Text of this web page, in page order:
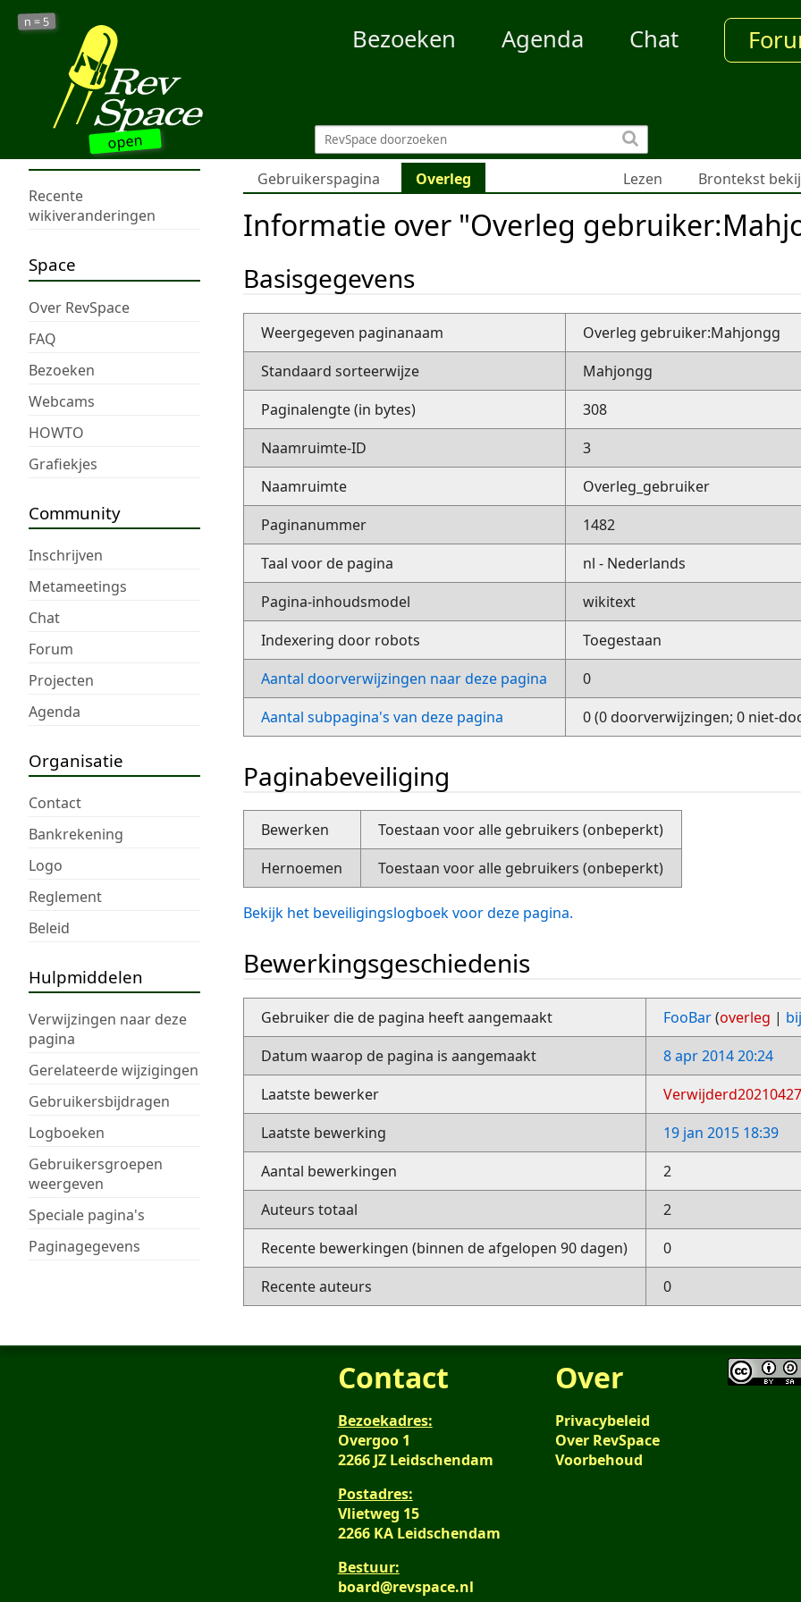
open
n = 5
Bezoeken Agenda Chat
Recente
wikiveranderingen
Space
Over RevSpace
FAQ
Bezoeken
Webcams
HOWTO
Grafiekjes
Community
Inschrijven
Metameetings
Chat
Forum
Projecten
Agenda
Organisatie
Contact
Bankrekening
Logo
Reglement
Beleid
Hulpmiddelen
Verwijzingen naar deze
pagina
Gerelateerde wijzigingen
Gebruikersbijdragen
Logboeken
Gebruikersgroepen
weergeven
Speciale pagina's
Paginagegevens
Gebruikerspagina Overleg Lezen Brontekst
Informatie over "Overleg
Basisgegevens
Weergegeven paginanaam
Overleg gebruiker:Mahjongg
Standaard sorteerwijze
Mahjongg
Paginalengte (in bytes)
308
Naamruimte-ID
3
Naamruimte
Overleg_gebruiker
Paginanummer
1482
Taal voor de pagina
nl - Nederlands
Pagina-inhoudsmodel
wikitext
Indexering door robots
Toegestaan
Aantal doorverwijzingen naar deze pagina
0
Aantal subpagina's van deze pagina
0 (0 doorverwijzingen; 0 niet-
Paginabeveiliging
Bewerken
Toestaan voor alle gebruikers (onbeperkt)
Hernoemen
Toestaan voor alle gebruikers (onbeperkt)
Bekijk het beveiligingslogboek voor deze pagina.
Bewerkingsgeschiedenis
Gebruiker die de pagina heeft aangemaakt FooBar(overleg |
Datum waarop de pagina is aangemaakt
8 apr 2014 20:24
Laatste bewerker
Verwijderd20210427
Laatste bewerking
19 jan 2015 18:39
Aantal bewerkingen
2
Auteurs totaal
2
Recente bewerkingen (binnen de afgelopen 90 dagen)
0
Recente auteurs
0
Contact
Bezoekadres:
Overgoo 1
2266 JZ Leidschendam
Postadres:
Vlietweg 15
2266 KA Leidschendam
Bestuur:
board@revspace.nl
Over
Privacybeleid
Over RevSpace
Voorbehoud